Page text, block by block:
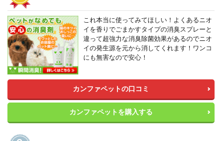
これ本当に使ってみてほしい！よくあるニオ
イを香りでごまかすタイプの消臭スプレーと
違って超強力な消臭除菌効果があるのでニオ
イの発生源を元から消してくれます！ワンコ
にも無害なので安心！
カンファペットの口コミ
カンファペットを購入する